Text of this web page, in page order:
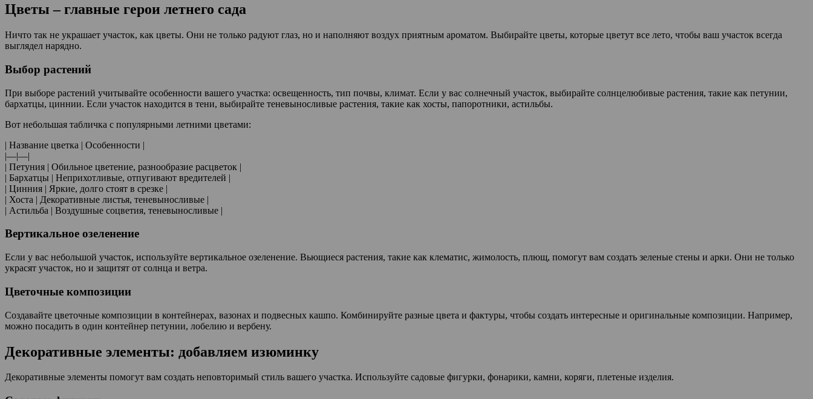
Цветы – главные герои летнего сада
Ничто так не украшает участок, как цветы. Они не только радуют глаз, но и наполняют воздух приятным ароматом. Выбирайте цветы, которые цветут все лето, чтобы ваш участок всегда
выглядел нарядно.
Выбор растений
При выборе растений учитывайте особенности вашего участка: освещенность, тип почвы, климат. Если у вас солнечный участок, выбирайте солнцелюбивые растения, такие как петунии,
бархатцы, циннии. Если участок находится в тени, выбирайте теневыносливые растения, такие как хосты, папоротники, астильбы.
Вот небольшая табличка с популярными летними цветами:
| Название цветка | Особенности |
|—|—|
| Петуния | Обильное цветение, разнообразие расцветок |
| Бархатцы | Неприхотливые, отпугивают вредителей |
| Цинния | Яркие, долго стоят в срезке |
| Хоста | Декоративные листья, теневыносливые |
| Астильба | Воздушные соцветия, теневыносливые |
Вертикальное озеленение
Если у вас небольшой участок, используйте вертикальное озеленение. Вьющиеся растения, такие как клематис, жимолость, плющ, помогут вам создать зеленые стены и арки. Они не только
украсят участок, но и защитят от солнца и ветра.
Цветочные композиции
Создавайте цветочные композиции в контейнерах, вазонах и подвесных кашпо. Комбинируйте разные цвета и фактуры, чтобы создать интересные и оригинальные композиции. Например,
можно посадить в один контейнер петунии, лобелию и вербену.
Декоративные элементы: добавляем изюминку
Декоративные элементы помогут вам создать неповторимый стиль вашего участка. Используйте садовые фигурки, фонарики, камни, коряги, плетеные изделия.